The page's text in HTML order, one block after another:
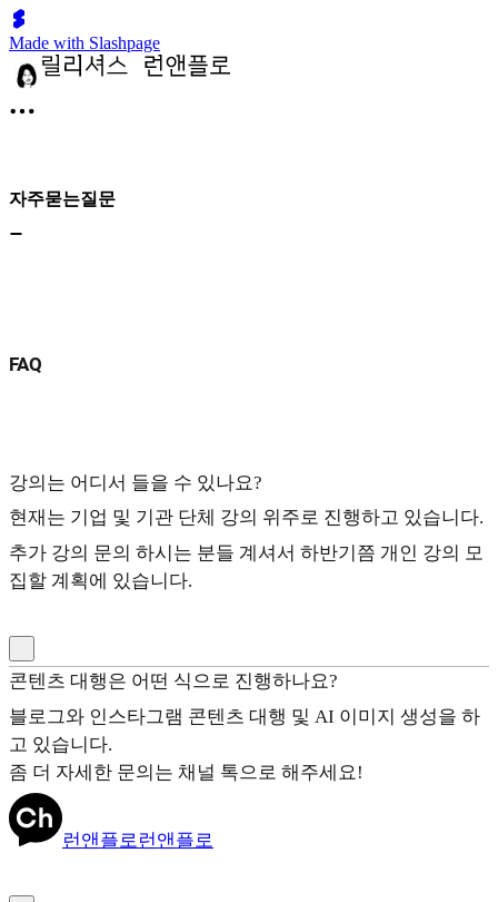
Made with Slashpage
자주묻는질문
FAQ
강의는 어디서 들을 수 있나요?
현재는 기업 및 기관 단체 강의 위주로 진행하고 있습니다.
추가 강의 문의 하시는 분들 계셔서 하반기쯤 개인 강의 모
집할 계획에 있습니다.
콘텐츠 대행은 어떤 식으로 진행하나요?
블로그와 인스타그램 콘텐츠 대행 및 AI 이미지 생성을 하
고 있습니다.
좀 더 자세한 문의는 채널 톡으로 해주세요!
런앤플로런앤플로